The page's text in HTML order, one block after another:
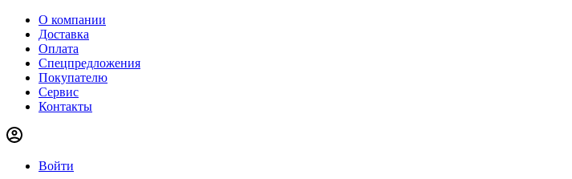
О компании
Доставка
Оплата
Спецпредложения
Покупателю
Сервис
Контакты
Войти